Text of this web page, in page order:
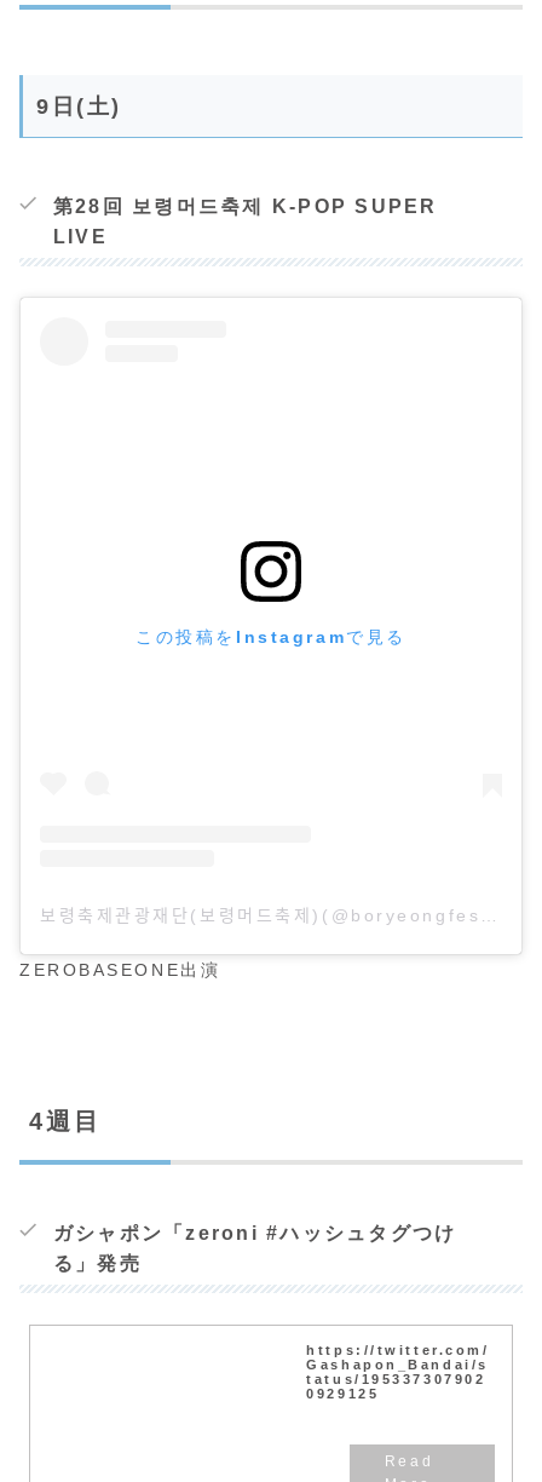
9日(土)
第28回 보령머드축제 K-POP SUPER
LIVE
この投稿をInstagramで見る
ZEROBASEONE出演
4週目
ガシャポン「zeroni #ハッシュタグつけ
る」発売
https://twitter.com/
Gashapon_Bandai/s
tatus/195337307902
0929125